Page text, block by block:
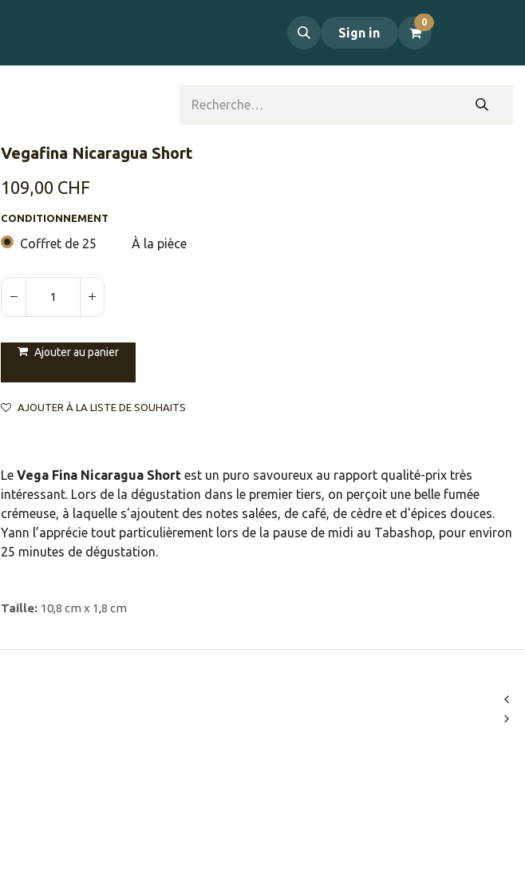
Sign in
0
Vegafina Nicaragua Short
109,00 CHF
CONDITIONNEMENT
Coffret de 25 À la pièce
Ajouter au panier
AJOUTER À LA LISTE DE SOUHAITS
Le Vega Fina Nicaragua Short est un puro savoureux au rapport qualité-prix très
intéressant. Lors de la dégustation dans le premier tiers, on perçoit une belle fumée
crémeuse, à laquelle s'ajoutent des notes salées, de café, de cèdre et d'épices douces.
Yann l’apprécie tout particulièrement lors de la pause de midi au Tabashop, pour environ
25 minutes de dégustation.
Taille: 10,8 cm x 1,8 cm